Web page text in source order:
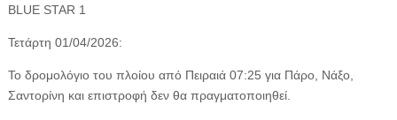
BLUE STAR 1
Τετάρτη 01/04/2026:
Το δρομολόγιο του πλοίου από Πειραιά 07:25 για Πάρο, Νάξο,
Σαντορίνη και επιστροφή δεν θα πραγματοποιηθεί.